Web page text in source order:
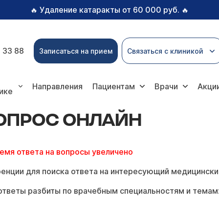
🔥 Удаление катаракты от 60 000 руб. 🔥
33 88 Записаться на прием Связаться с клиникой
Направления Пациентам Врачи
ОНЛАЙН
ответа на вопросы увеличено
для поиска ответа на интересующий
разбиты по врачебным специальностям и